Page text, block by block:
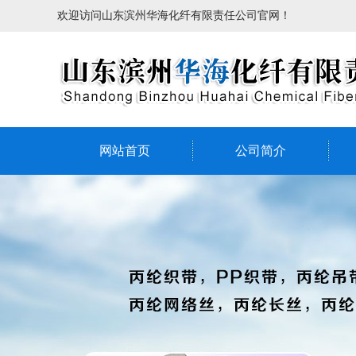
欢迎访问山东滨州华海化纤有限责任公司官网！
网站首页 公司简介